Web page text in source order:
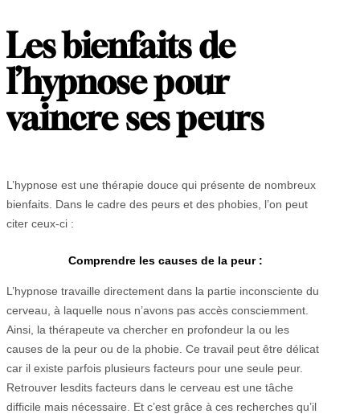
Les bienfaits de
l’hypnose pour
vaincre ses peurs
L’hypnose est une thérapie douce qui présente de nombreux
bienfaits. Dans le cadre des peurs et des phobies, l’on peut
citer ceux-ci :
Comprendre les causes de la peur :
L’hypnose travaille directement dans la partie inconsciente du
cerveau, à laquelle nous n’avons pas accès consciemment.
Ainsi, la thérapeute va chercher en profondeur la ou les
causes de la peur ou de la phobie. Ce travail peut être délicat
car il existe parfois plusieurs facteurs pour une seule peur.
Retrouver lesdits facteurs dans le cerveau est une tâche
difficile mais nécessaire. Et c’est grâce à ces recherches qu’il